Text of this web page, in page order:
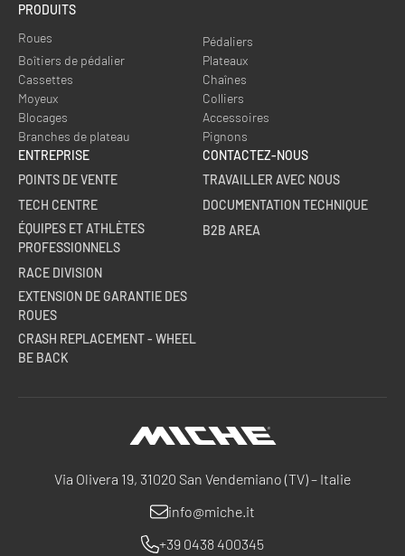
Via Olivera 19, 31020 San Vendemiano (TV) – Italie
info@miche.it
+39 0438 400345
PRODUITS
Roues
Pédaliers
Boîtiers de pédalier
Plateaux
Cassettes
Chaînes
Moyeux
Colliers
Blocages
Accessoires
Branches de plateau
Pignons
ENTREPRISE
POINTS DE VENTE
TECH CENTRE
ÉQUIPES ET ATHLÈTES
PROFESSIONNELS
RACE DIVISION
EXTENSION DE GARANTIE DES
ROUES
CRASH REPLACEMENT - WHEEL
BE BACK
CONTACTEZ-NOUS
TRAVAILLER AVEC NOUS
DOCUMENTATION TECHNIQUE
B2B AREA